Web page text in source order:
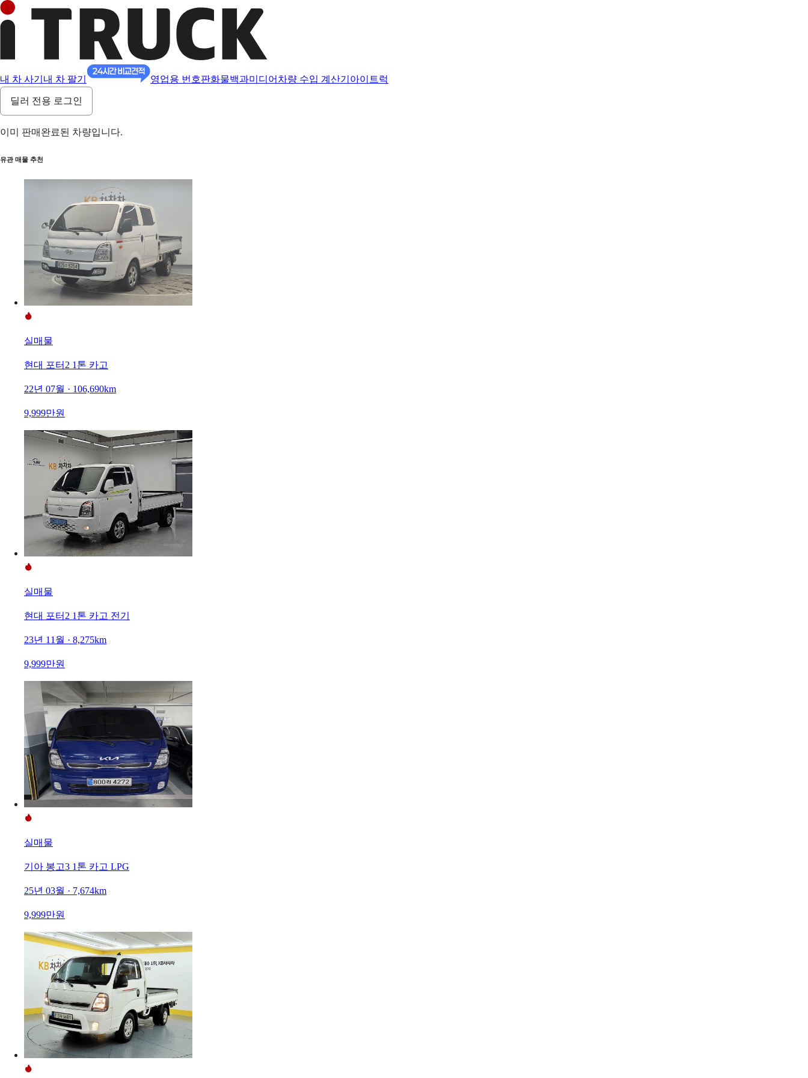
내 차 사기 내 차 팔기 영업용 번호판화물백과미디어 차량 수입 계산기 아이트럭
딜러 전용 로그인
이미 판매완료된 차량입니다.
유관 매물 추천
실매물
현대 포터2 1톤 카고
22년 07월 · 106,690km
9,999만원
실매물
현대 포터2 1톤 카고 전기
23년 11월 · 8,275km
9,999만원
실매물
기아 봉고3 1톤 카고 LPG
25년 03월 · 7,674km
9,999만원